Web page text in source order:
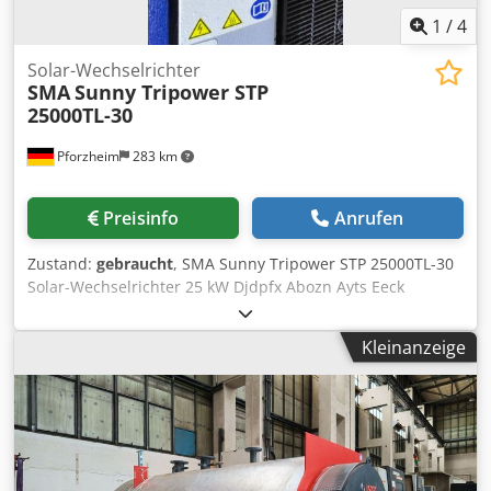
1 /4
Pforzheim 283 km
Solar-Wechselrichter
SMASunny Tripower STP
25000TL-30
Preisinfo Anrufen
Zustand: gebraucht, SMA Sunny Tripower STP 25000TL-30
Solar-Wechselrichter 25 kW Djdpfx Abozn Ayts Eeck
Verfügbare Stückzahl: 11 Stück Hersteller: SMA Solar
Technology AG Modell: Sunny Tripower STP 25000TL-30
Geräteart: Solar-Wechselrichter Zustand: gebraucht
Baujahr: 2016 Nennleistung AC: 25.000 W Scheinleistung:
25.000 VA DC-Maximalspannung: 1.000 V MPP-
Spannungsbereich: 390–800 V Max. DC-Eingangsstrom: 33
A / 33 A Max. PV-Kurzschlussstrom: 43 A / 43 A AC-
Nennspannung: 380 / 400 / 415 V (3~N) Netzfrequenz: 50 /
Kleinanzeige